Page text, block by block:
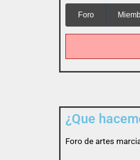
Foro
¿Que
Foro de artes